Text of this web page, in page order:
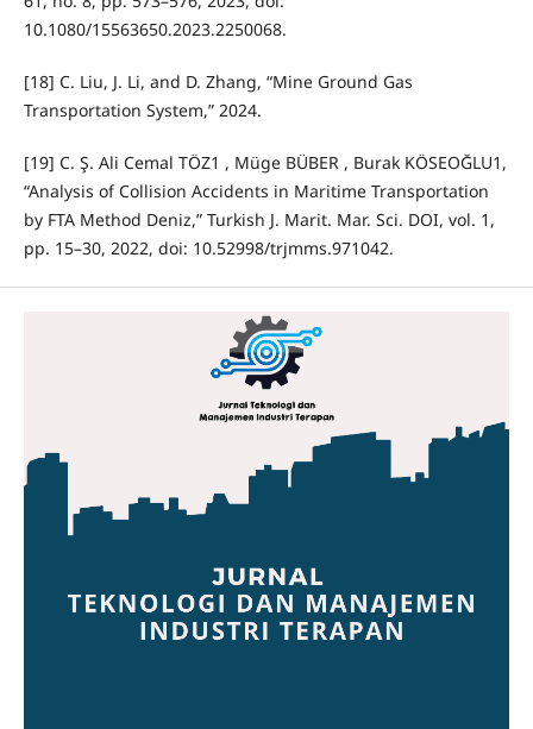
10.1080/15563650.2023.2250068.
[18] C. Liu, J. Li, and D. Zhang, “Mine Ground Gas
Transportation System,” 2024.
[19] C. Ş. Ali Cemal TÖZ1 , Müge BÜBER , Burak KÖSEOĞLU1,
“Analysis of Collision Accidents in Maritime Transportation
by FTA Method Deniz,” Turkish J. Marit. Mar. Sci. DOI, vol. 1,
pp. 15–30, 2022, doi: 10.52998/trjmms.971042.